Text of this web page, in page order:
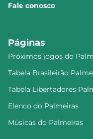
Fale conosco
Páginas
Próximos jogos do
Tabela Brasileirão
Tabela Libertadores
Elenco do Palmeiras
Músicas do Palmeiras